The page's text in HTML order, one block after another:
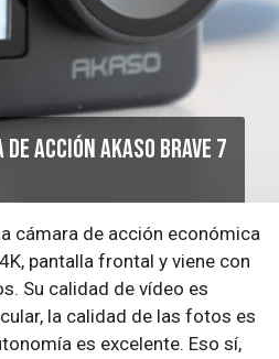
acción AKASO Brave 7
cámara de acción económica
pantalla frontal y viene con
Su calidad de vídeo es
la calidad de las fotos es
es excelente. Eso sí,